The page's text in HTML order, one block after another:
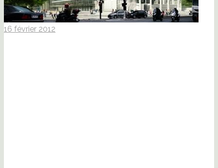
16 février 2012